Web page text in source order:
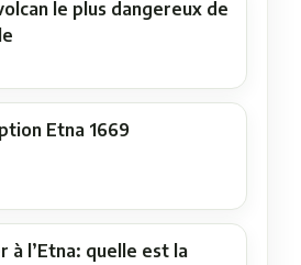
le plus dangereux de
Etna 1669
à l’Etna: quelle est la